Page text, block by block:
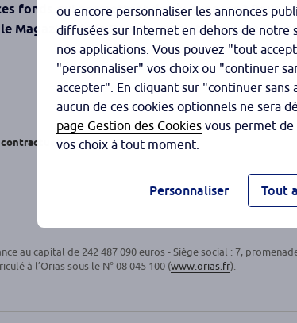
fonds qui permettent de s’y exposer ? Pour
Magazine de la Bourse, sur votre espace
contractuelle.
au capital de 242 487 090 euros - Siège social : 7,
à l’Orias sous le N° 08 045 100 (www.orias.fr).
ou encore personnaliser les annonces
diffusées sur Internet en dehors de notre
nos applications. Vous pouvez "tout
"personnaliser" vos choix ou "continuer
accepter". En cliquant sur "continuer sans
aucun de ces cookies optionnels ne sera
page Gestion des Cookies vous permet
vos choix à tout moment.
Personnaliser Tout